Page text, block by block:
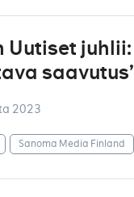
Uutiset
2023
Sanoma Media Finland